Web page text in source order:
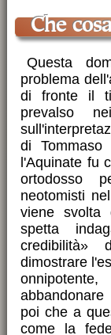
Che
Questa
problema
di fronte il
prevalso
di
l'Aquinate fu
ortodosso
neotomisti
viene svolta
spetta
credibilità»
dimostrare
poi che a
come la